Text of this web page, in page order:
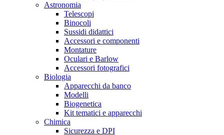
Astronomia
Telescopi
Binocoli
Sussidi didattici
Accessori e componenti
Montature
Oculari e Barlow
Accessori fotografici
Biologia
Apparecchi da banco
Modelli
Biogenetica
Kit tematici e apparecchi
Chimica
Sicurezza e DPI